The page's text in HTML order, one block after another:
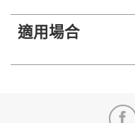
適用場合